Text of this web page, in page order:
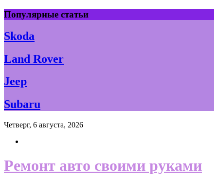
Skip
to
content
Популярные статьи
Skoda
Land Rover
Jeep
Subaru
Четверг, 6 августа, 2026
Ремонт авто своими руками